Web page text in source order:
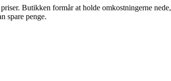
Butikken formår at holde omkostningerne
spare penge.